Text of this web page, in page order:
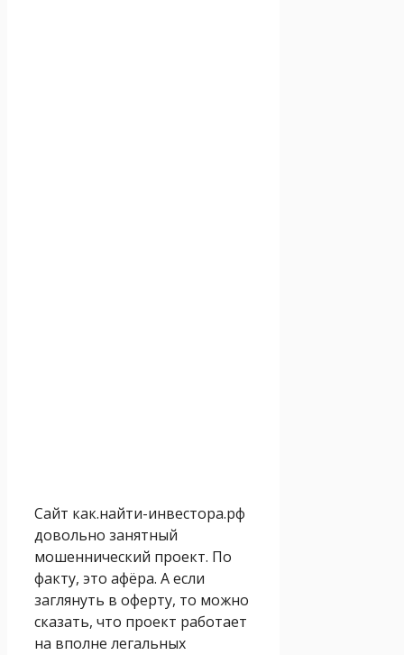
Сайт как.найти-инвестора.рф
довольно занятный
мошеннический проект. По
факту, это афёра. А если
заглянуть в оферту, то можно
сказать, что проект работает
на вполне легальных